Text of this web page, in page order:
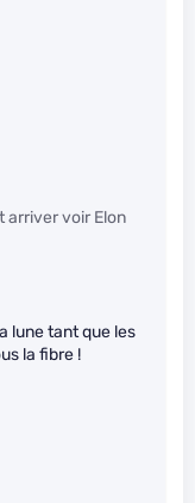
arriver voir Elon
lune tant que les
la fibre !